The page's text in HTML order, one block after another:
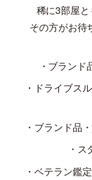
稀に3部屋と
その方がお待
・ブラン
・ドライブス
・ブランド品
・
・ベテラン鑑